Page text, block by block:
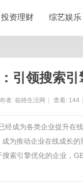
投资理财 综艺娱乐
引领搜索
者: 临猗生活网 查看: 144
经成为各类企业提升在
为推动企业在线成长
索引擎优化的企业，